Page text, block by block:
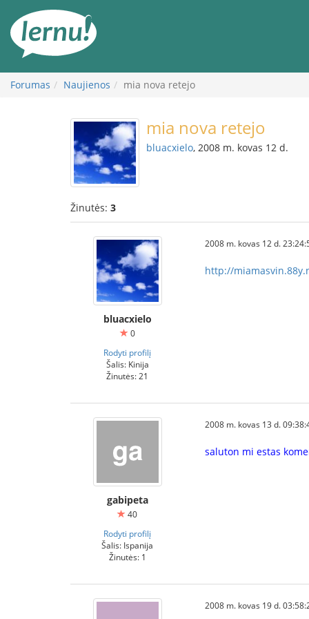
turinį
Forumas Naujienos mia nova retejo
mia nova retejo
bluacxielo, 2008 m. kovas 12 d.
Žinutės: 3
bluacxielo
0
Rodyti profilį
Šalis: Kinija
Žinutės: 21
2008 m. kovas 12 d.
http://
gabipeta
40
Rodyti profilį
Šalis: Ispanija
Žinutės: 1
2008 m. kovas 13 d.
saluton mi estas
2008 m. kovas 19 d.